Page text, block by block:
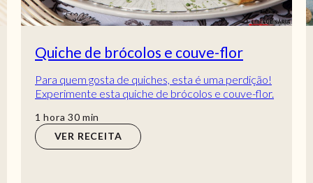
Quiche de brócolos e couve-flor
Para quem gosta de quiches, esta é uma perdição!
Experimente esta quiche de brócolos e couve-flor.
1 hora
hora 30min
min
VER RECEITA